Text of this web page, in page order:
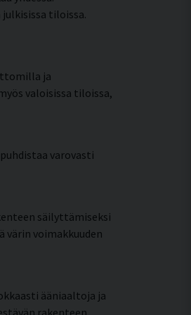
tiloissa.
ja
valoisissa tiloissa,
varovasti
säilyttämiseksi
värin voimakkuuden
ääniaaltoja ja
rakenteen.